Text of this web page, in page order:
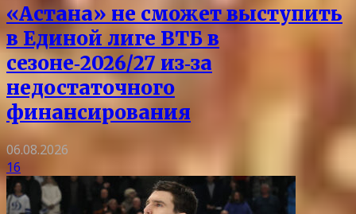
«Астана» не сможет выступить
в Единой лиге ВТБ в
сезоне‑2026/27 из‑за
недостаточного
финансирования
06.08.2026
16